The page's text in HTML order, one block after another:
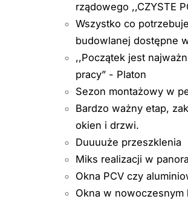
rządowego ,,CZYSTE
Wszystko co
budowlanej dostępne
,,Początek jest
pracy” - Platon
Sezon montażowy w
Bardzo ważny etap,
okien i drzwi.
Duuuuże przeszklenia
Miks realizacji w
Okna PCV czy
Okna w nowoczesnym